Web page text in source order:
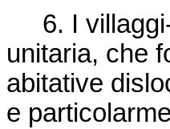
6. I villaggi-
unitaria, che
abitative
e